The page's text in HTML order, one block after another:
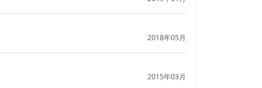
2018年05月
2015年03月